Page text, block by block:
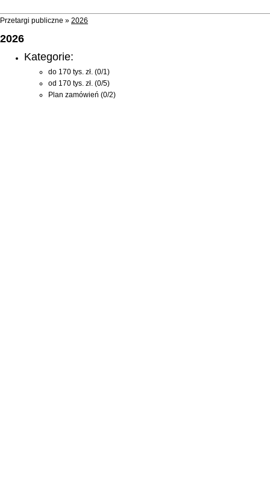
Przetargi publiczne » 2026
2026
Kategorie:
do 170 tys. zł. (0/1)
od 170 tys. zł. (0/5)
Plan zamówień (0/2)